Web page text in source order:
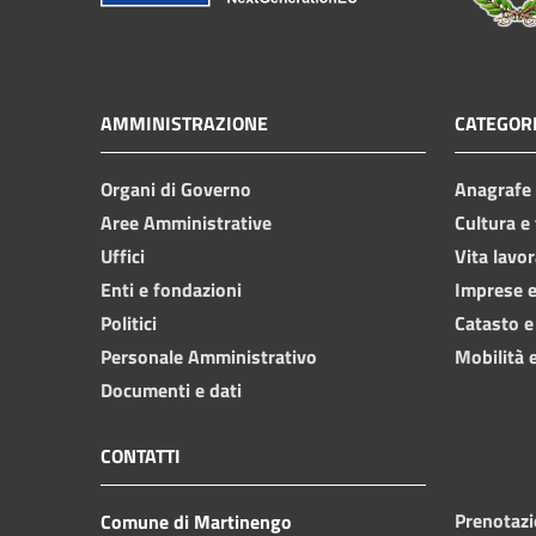
AMMINISTRAZIONE
Organi di Governo
Aree Amministrative
Uffici
Enti e fondazioni
Politici
Personale Amministrativo
Documenti e dati
Cultura
Vita
Imprese
Catasto
Mobilità
CONTATTI
Comune di Martinengo